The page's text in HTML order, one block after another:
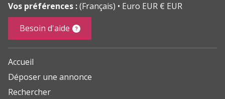
Vos préférences :(Français)
Euro EUR € EUR
Besoin d'aide
Accueil
Déposer une annonce
Rechercher